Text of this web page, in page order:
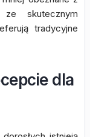
skutecznym
tradycyjne
dla